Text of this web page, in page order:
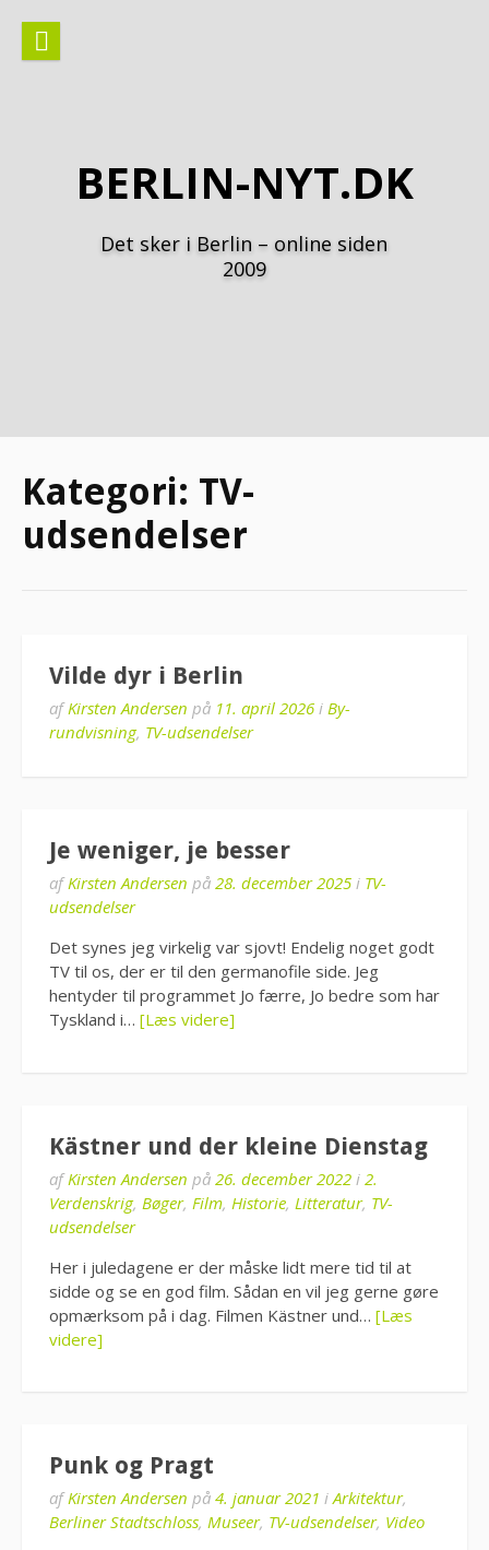
indhold
BERLIN-NYT.DK
Det sker i Berlin – online siden
2009
Kategori: TV-
udsendelser
Vilde dyr i Berlin
afKirsten Andersen på 11. april 2026 i By-
rundvisning, TV-udsendelser
Je weniger, je besser
afKirsten Andersen på 28. december 2025 i TV-
udsendelser
Det synes jeg virkelig var sjovt! Endelig noget godt
TV til os, der er til den germanofile side. Jeg
hentyder til programmet Jo færre, Jo bedre som har
Tyskland i… [Læs videre]
Kästner und der kleine Dienstag
afKirsten Andersen på 26. december 2022 i 2.
Verdenskrig, Bøger, Film, Historie, Litteratur, TV-
udsendelser
Her i juledagene er der måske lidt mere tid til at
sidde og se en god film. Sådan en vil jeg gerne gøre
opmærksom på i dag. Filmen Kästner und… [Læs
videre]
Punk og Pragt
afKirsten Andersen på 4. januar 2021 iArkitektur,
Berliner Stadtschloss, Museer, TV-udsendelser, Video